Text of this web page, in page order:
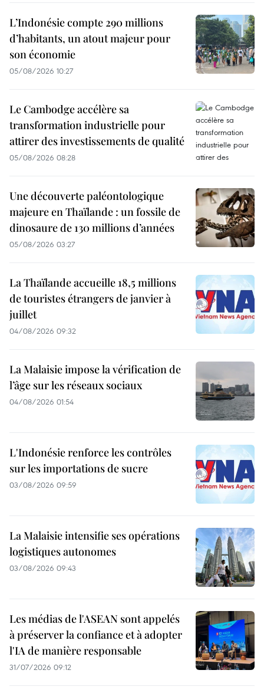
L’Indonésie compte 290 millions
d’habitants, un atout majeur pour
son économie
05/08/2026 10:27
Le Cambodge accélère sa
transformation industrielle pour
attirer des investissements de qualité
05/08/2026 08:28
Une découverte paléontologique
majeure en Thaïlande : un fossile de
dinosaure de 130 millions d’années
05/08/2026 03:27
La Thaïlande accueille 18,5 millions
de touristes étrangers de janvier à
juillet
04/08/2026 09:32
La Malaisie impose la vérification de
l’âge sur les réseaux sociaux
04/08/2026 01:54
L'Indonésie renforce les contrôles
sur les importations de sucre
03/08/2026 09:59
La Malaisie intensifie ses opérations
logistiques autonomes
03/08/2026 09:43
Les médias de l'ASEAN sont appelés
à préserver la confiance et à adopter
l'IA de manière responsable
31/07/2026 09:12